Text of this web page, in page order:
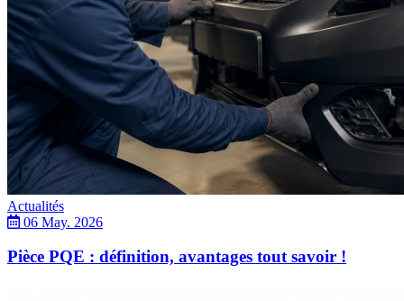
Actualités
06 May. 2026
Pièce PQE : définition, avantages tout savoir !